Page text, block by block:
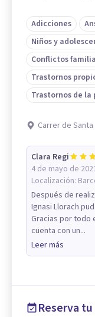
Adicciones
Niños y
Conflictos
Trastornos
Trastornos de la
Carrer de
Clara Regi
4 de mayo de
Localización:
Después de
Ignasi Llorach
Gracias por todo
cuenta con un...
Leer más
Reserva